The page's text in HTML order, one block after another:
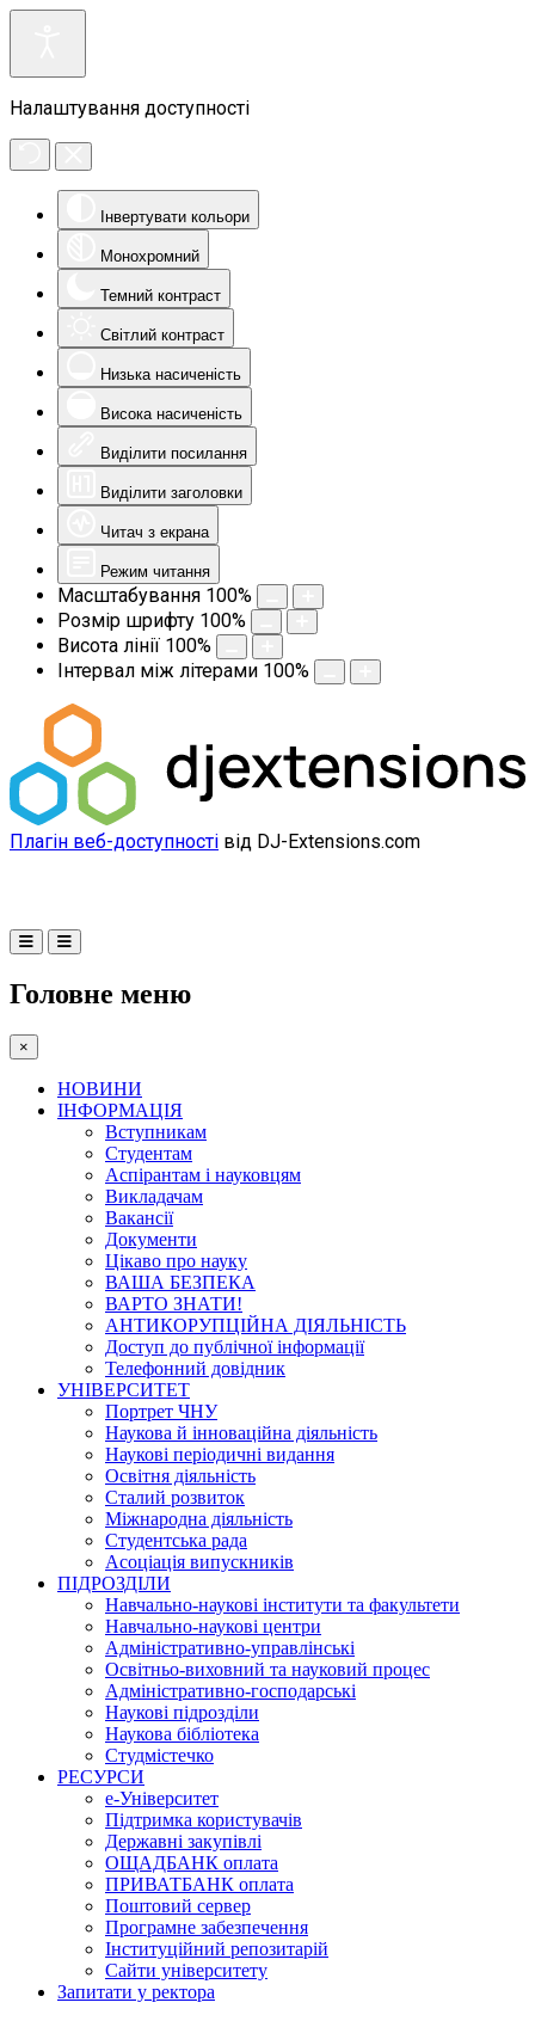
Налаштування доступності
Інвертувати кольори
Монохромний
Темний контраст
Світлий контраст
Низька насиченість
Висока насиченість
Виділити посилання
Виділити заголовки
Читач з екрана
Режим читання
Масштабування 100%
Розмір шрифту 100%
Висота лінії 100%
Інтервал між літерами 100%
Плагін веб-доступності від DJ-Extensions.com
Головне меню
×
НОВИНИ
ІНФОРМАЦІЯ
Вступникам
Студентам
Аспірантам і науковцям
Викладачам
Вакансії
Документи
Цікаво про науку
ВАША БЕЗПЕКА
ВАРТО ЗНАТИ!
АНТИКОРУПЦІЙНА ДІЯЛЬНІСТЬ
Доступ до публічної інформації
Телефонний довідник
УНІВЕРСИТЕТ
Портрет ЧНУ
Наукова й інноваційна діяльність
Наукові періодичні видання
Освітня діяльність
Сталий розвиток
Міжнародна діяльність
Студентська рада
Асоціація випускників
ПІДРОЗДІЛИ
Навчально-наукові інститути та факультети
Навчально-наукові центри
Адміністративно-управлінські
Освітньо-виховний та науковий процес
Адміністративно-господарські
Наукові підрозділи
Наукова бібліотека
Студмістечко
РЕСУРСИ
е-Університет
Підтримка користувачів
Державні закупівлі
ОЩАДБАНК оплата
ПРИВАТБАНК оплата
Поштовий сервер
Програмне забезпечення
Інституційний репозитарій
Сайти університету
Запитати у ректора